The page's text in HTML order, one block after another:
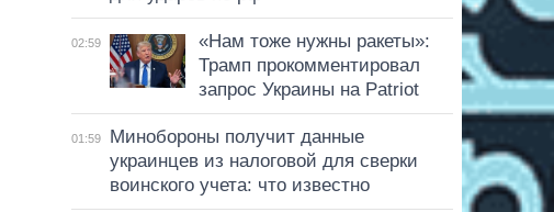
02:59
«Нам тоже нужны ракеты»:
Трамп прокомментировал
запрос Украины на Patriot
01:59
Минобороны получит данные
украинцев из налоговой для сверки
воинского учета: что известно